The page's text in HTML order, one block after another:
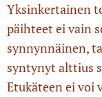
Yksinkertainen
päihteet ei vain
synnynnäinen,
syntynyt alttius
Etukäteen ei voi